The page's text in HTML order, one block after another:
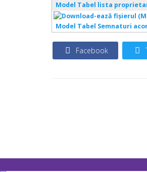
Model Tabel lista
Model Tabel Semnaturi
Facebook